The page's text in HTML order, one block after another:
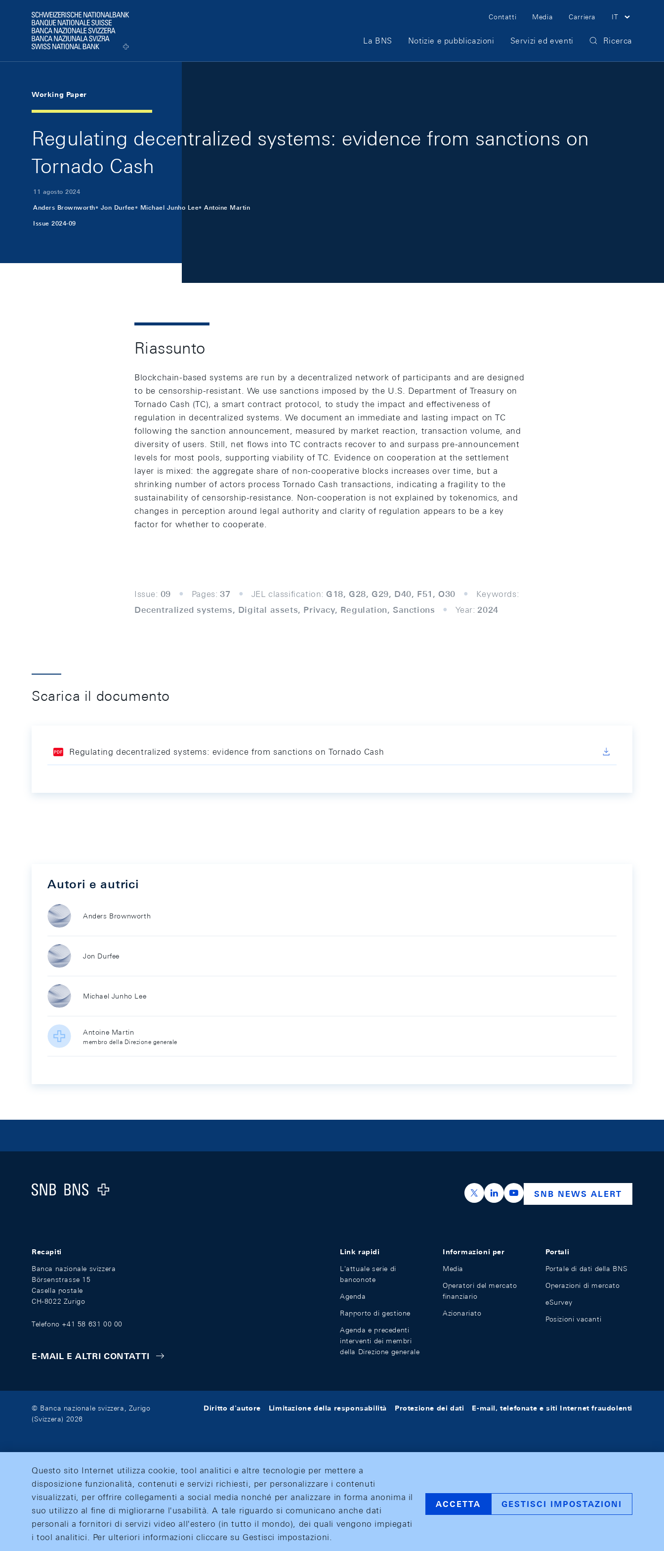
Logo
Meta Navigation
Contatti Media Carriera IT
Main Navigation
La BNS Notizie e pubblicazioni Servizi ed eventi Ricerca
Working Paper
Regulating decentralized systems: evidence from sanctions on
Tornado Cash
11 agosto 2024
Anders Brownworth Jon Durfee Michael Junho Lee Antoine Martin
Issue 2024-09
Riassunto
Blockchain-based systems are run by a decentralized network of participants and are designed
to be censorship-resistant. We use sanctions imposed by the U.S. Department of Treasury on
Tornado Cash (TC), a smart contract protocol, to study the impact and effectiveness of
regulation in decentralized systems. We document an immediate and lasting impact on TC
following the sanction announcement, measured by market reaction, transaction volume, and
diversity of users. Still, net flows into TC contracts recover to and surpass pre-announcement
levels for most pools, supporting viability of TC. Evidence on cooperation at the settlement
layer is mixed: the aggregate share of non-cooperative blocks increases over time, but a
shrinking number of actors process Tornado Cash transactions, indicating a fragility to the
sustainability of censorship-resistance. Non-cooperation is not explained by tokenomics, and
changes in perception around legal authority and clarity of regulation appears to be a key
factor for whether to cooperate.
Issue: 09 Pages: 37 JEL classification: G18, G28, G29, D40, F51, O30
Keywords:
Decentralized systems, Digital assets, Privacy, Regulation, Sanctions
Year: 2024
Scarica il documento
Regulating decentralized systems: evidence from sanctions on Tornado Cash
Autori e autrici
Anders Brownworth
Jon Durfee
Michael Junho Lee
Antoine Martin
membro della Direzione generale
Logo
https://x.com/snb_bns
https://ch.linkedin.com/company/swiss-
https://www.youtube.com/
SNB NEWS ALERT
Recapiti
Banca nazionale svizzera
Börsenstrasse 15
Casella postale
CH-8022 Zurigo
Telefono +41 58 631 00 00
E-MAIL E ALTRI CONTATTI
Link rapidi
L'attuale serie di
banconote
Agenda
Rapporto di gestione
Agenda e precedenti
interventi dei membri
della Direzione generale
Informazioni per
Media
Operatori del mercato
finanziario
Azionariato
Portali
Portale di dati della BNS
Operazioni di mercato
eSurvey
Posizioni vacanti
© Banca nazionale svizzera, Zurigo
(Svizzera) 2026
Diritto d'autore Limitazione della responsabilità Protezione dei dati E-mail, telefonate e siti Internet fraudolenti
Questo sito Internet utilizza cookie, tool analitici e altre tecnologie per mettere a
disposizione funzionalità, contenuti e servizi richiesti, per personalizzare i contenuti
visualizzati, per offrire collegamenti a social media nonché per analizzare in forma anonima il
suo utilizzo al fine di migliorarne l'usabilità. A tale riguardo si comunicano anche dati
personali a fornitori di servizi video all'estero (in tutto il mondo), dei quali vengono impiegati
i tool analitici. Per ulteriori informazioni cliccare su Gestisci impostazioni.
ACCETTA GESTISCI IMPOSTAZIONI